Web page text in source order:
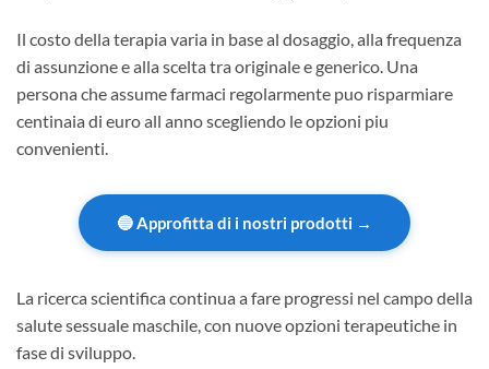
Il costo della terapia varia in base al dosaggio, alla frequenza
di assunzione e alla scelta tra originale e generico. Una
persona che assume farmaci regolarmente puo risparmiare
centinaia di euro all anno scegliendo le opzioni piu
convenienti.
🔵 Approfitta di i nostri prodotti →
La ricerca scientifica continua a fare progressi nel campo della
salute sessuale maschile, con nuove opzioni terapeutiche in
fase di sviluppo.